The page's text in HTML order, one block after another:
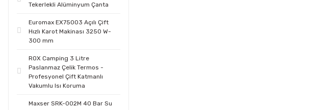
Tekerlekli Alüminyum Çanta
Euromax EX75003 Açılı Çift
Hızlı Karot Makinası 3250 W-
300 mm
ROX Camping 3 Litre
Paslanmaz Çelik Termos -
Profesyonel Çift Katmanlı
Vakumlu Isı Koruma
Maxser SRK-002M 40 Bar Su